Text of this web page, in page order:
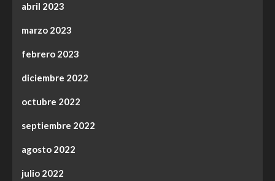
abril 2023
marzo 2023
febrero 2023
diciembre 2022
octubre 2022
septiembre 2022
agosto 2022
julio 2022